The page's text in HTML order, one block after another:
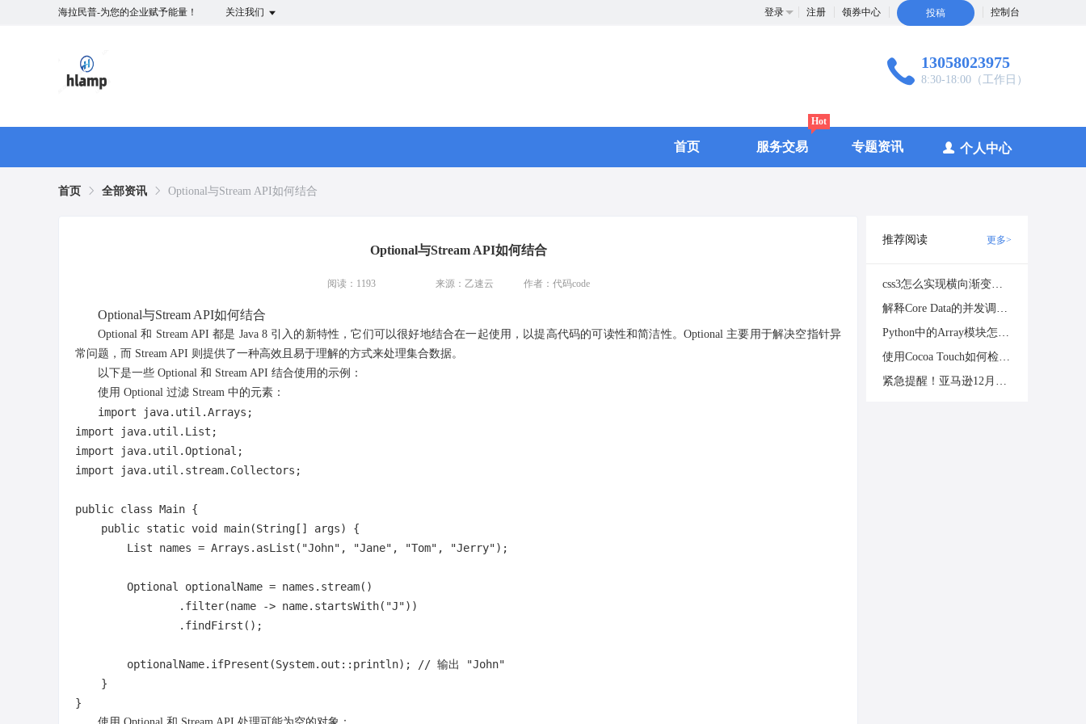
海拉民普-为您的企业赋予能量！ 关注我们 登录 注册 领券中心 投稿 控制台
13058023975
8:30-18:00（工作日）
首页 服务交易
Hot
专题资讯 个人中心
首页 全部资讯 Optional与Stream API如何结合
Optional与Stream API如何结合
阅读：1193 来源：乙速云 作者：代码code
Optional与Stream API如何结合
Optional 和 Stream API 都是 Java 8 引入的新特性，它们可以很好地结合在一起使用，以提高代码的可读性和简洁性。Optional 主要用于解决空指针异
常问题，而 Stream API 则提供了一种高效且易于理解的方式来处理集合数据。
以下是一些 Optional 和 Stream API 结合使用的示例：
使用 Optional 过滤 Stream 中的元素：
import
import
import
import java.util.stream.Collectors;
public class Main {
public static void main(String[] args)
{
        List
names = Arrays.asList( "John" , "Jane" , "Tom" , "Jerry");
        Optional
optionalName = names.stream()
                .filter(name -> name.startsWith(
"J"))
                .findFirst();
        optionalName.ifPresent(System.out::println);
// 输出 "John"
    }
推荐阅读 更多>
css3怎么实现横向渐变按钮
解释Core Data的并发调试技术和工具
Python中的Array模块怎么使用
使用Cocoa Touch如何检测和适应系统主题变化
紧急提醒！亚马逊12月将迎来3项合规要求，违者面临封号风险！